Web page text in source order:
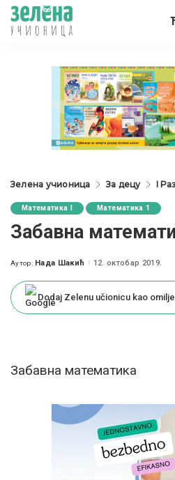
Зелена учионица За децу I
Математика I Математика 1
Забавна
Posted
Аутор: Нада Шакић 12. октобар 2019.
Dodaj Zelenu učionicu kao
Забавна математика